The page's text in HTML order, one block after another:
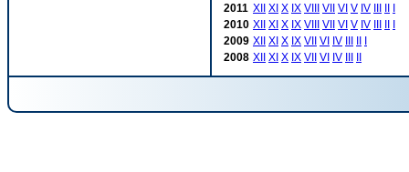
2011 XII XI X IX VIII VII VI V IV
2010 XII XI X IX VIII VII VI V IV
2009 XII XI X IX VII VI IV
2008 XII XI X IX VII VI IV